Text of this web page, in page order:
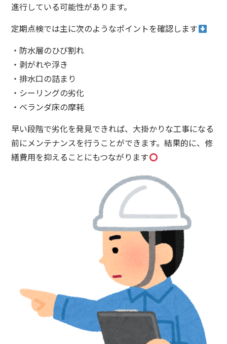
進行している可能性があります。
定期点検では主に次のようなポイントを確認します
・防水層のひび割れ
・剥がれや浮き
・排水口の詰まり
・シーリングの劣化
・ベランダ床の摩耗
早い段階で劣化を発見できれば、大掛かりな工事になる
前にメンテナンスを行うことができます。結果的に、修
繕費用を抑えることにもつながります